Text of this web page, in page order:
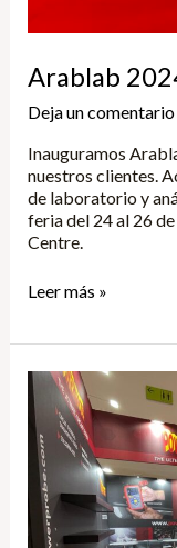
Arablab
Deja un comentario
Inauguramos
nuestros clientes.
de laboratorio y
feria del 24 al 26
Centre.
Leer más »
Automechanika
2024